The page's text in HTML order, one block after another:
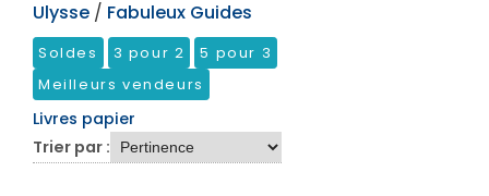
Ulysse / Fabuleux Guides
Soldes 3 pour 2
5 pour 3
Meilleurs vendeurs
Livres papier
Trier par :